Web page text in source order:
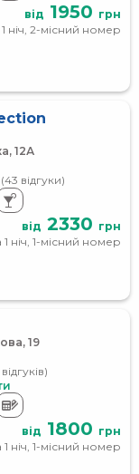
від 1950 грн
1 ніч, 2-місний номер
12А
(43 відгуки)
від 2330 грн
1 ніч, 1-місний номер
19
відгуків)
від 1800 грн
1 ніч, 1-місний номер